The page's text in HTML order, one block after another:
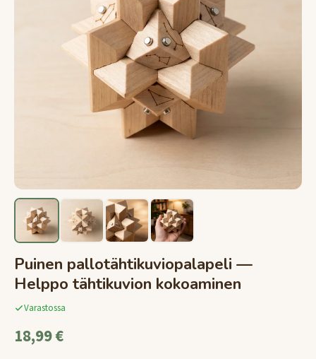
Puinen pallotähtikuviopalapeli —
Helppo tähtikuvion kokoaminen
Varastossa
18,99 €